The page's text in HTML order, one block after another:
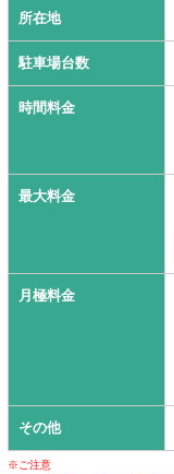
所在地
駐車場台数
時間料金
最大料金
月極料金
その他
※ご注意